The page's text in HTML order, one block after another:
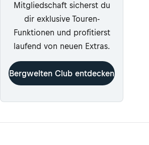
Mitgliedschaft sicherst du
dir exklusive Touren-
Funktionen und profitierst
laufend von neuen Extras.
Bergwelten Club entdecken